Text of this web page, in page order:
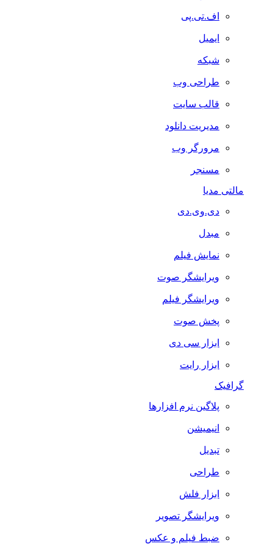
اف.تی.پی
ایمیل
شبکه
طراحی وب
قالب سایت
مدیریت دانلود
مرورگر وب
مسنجر
مالتی مدیا
دی.وی.دی
مبدل
نمایش فیلم
ویرایشگر صوت
ویرایشگر فیلم
پخش صوت
ابزار سی دی
ابزار رایت
گرافیک
پلاگین نرم افزارها
انیمیشن
تبدیل
طراحی
ابزار فلش
ویرایشگر تصویر
ضبط فيلم و عكس